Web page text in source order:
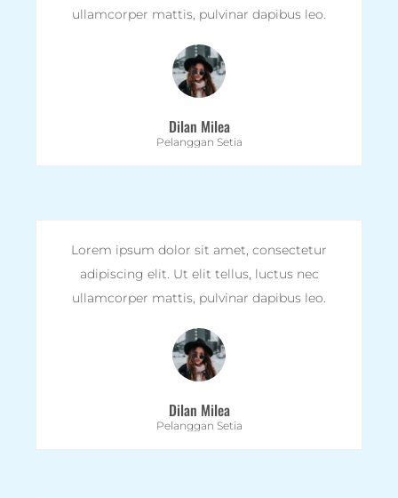
ullamcorper mattis, pulvinar dapibus leo.
Dilan Milea
Pelanggan Setia
Lorem ipsum dolor sit amet, consectetur
adipiscing elit. Ut elit tellus, luctus nec
ullamcorper mattis, pulvinar dapibus leo.
Dilan Milea
Pelanggan Setia